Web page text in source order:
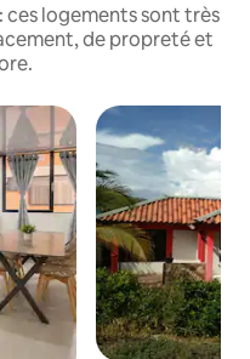
ces logements sont très
de propreté et